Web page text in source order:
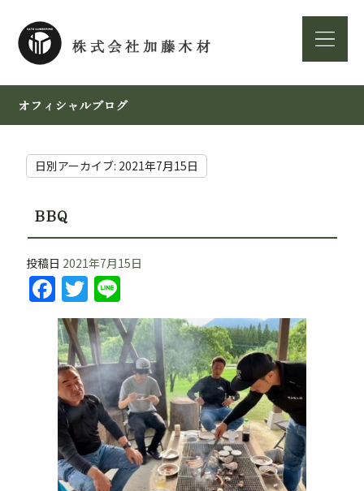
オフィシャルブログ
日別アーカイブ: 2021年7月15日
BBQ
投稿日 2021年7月15日
F
a
c
e
b
o
o
k
T
w
itt
er
n
e